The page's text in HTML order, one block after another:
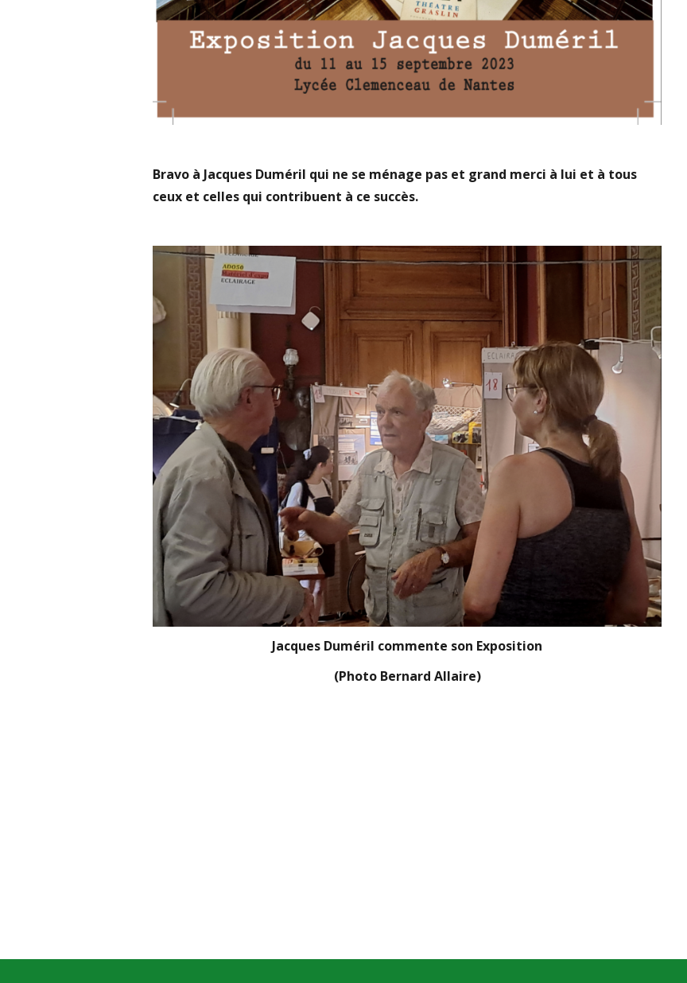
Bravo à Jacques Duméril qui ne se ménage pas et grand merci à lui et à tous
ceux et celles qui contribuent à ce succès.
Jacques Duméril commente son Exposition
(Photo Bernard Allaire)